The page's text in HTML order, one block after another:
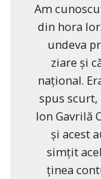
Am
din hora
undeva
ziare și
național.
spus scurt,
Ion Gavrilă
și acest
simțit
ținea